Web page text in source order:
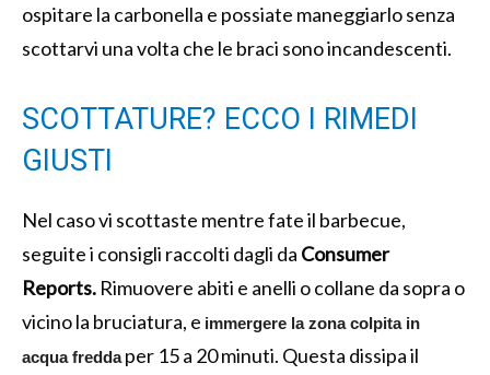
ospitare la carbonella e possiate maneggiarlo senza
scottarvi una volta che le braci sono incandescenti.
SCOTTATURE? ECCO I RIMEDI
GIUSTI
Nel caso vi scottaste mentre fate il barbecue,
seguite i consigli raccolti dagli da Consumer
Reports. Rimuovere abiti e anelli o collane da sopra o
vicino la bruciatura, e immergere la zona colpita in
acqua freddaper 15 a 20 minuti. Questa dissipa il